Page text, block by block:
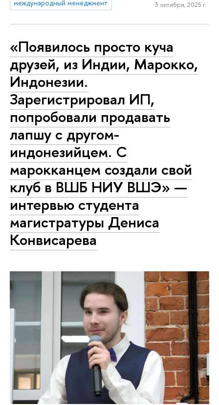
международный менеджмент 3 октября, 2025 г.
«Появилось просто куча
друзей, из Индии, Марокко,
Индонезии.
Зарегистрировал ИП,
попробовали продавать
лапшу с другом-
индонезийцем. С
марокканцем создали свой
клуб в ВШБ НИУ ВШЭ» —
интервью студента
магистратуры Дениса
Конвисарева